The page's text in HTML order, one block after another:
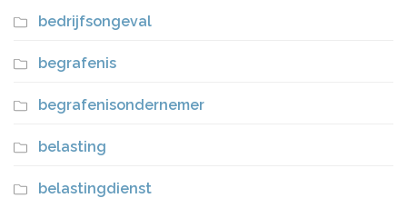
bedrijfsongeval
begrafenis
begrafenisondernemer
belasting
belastingdienst